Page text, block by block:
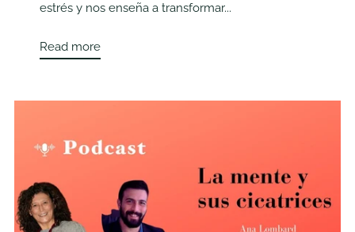
estrés y nos enseña a transformar...
Read more